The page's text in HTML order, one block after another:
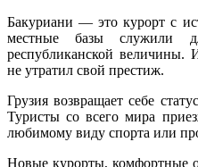
Бакуриани — это курорт с
местные базы служили
республиканской величины.
не утратил свой престиж.
Грузия возвращает себе
Туристы со всего мира
любимому виду спорта или
Новые курорты, комфортные